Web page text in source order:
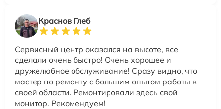
Краснов Глеб
Сервисный центр оказался на высоте, все
сделали очень быстро! Очень хорошее и
дружелюбное обслуживание! Сразу видно, что
мастер по ремонту с большим опытом работы в
своей области. Ремонтировали здесь свой
монитор. Рекомендуем!